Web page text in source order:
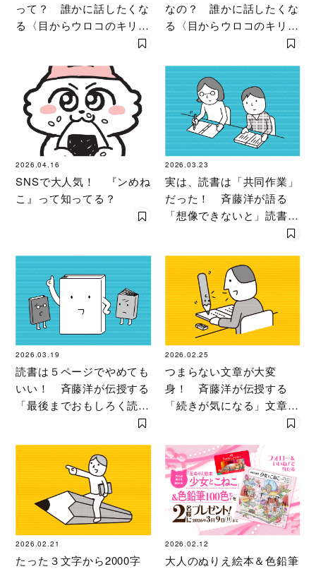
って？ 誰かに話したくな
る〈目からウロコのキリス
なの？ 誰かに話したくな
る〈目からウロコのキリス
2026.04.16
SNSで大人気！ 『ンめね
こ』って知ってる？
2026.03.23
実は、読書は「共同作業」
だった！ 斉藤洋が語る
「想像できないと」読書が
2026.03.19
読書は５ページでやめても
いい！ 斉藤洋が伝授する
「最後までおもしろく読め
2026.02.25
つまらない文章が大変
身！ 斉藤洋が伝授する
「続きが気になる」文章の
2026.02.21
たった３文字から2000字
2026.02.12
大人のぬりえ絵本＆色鉛筆